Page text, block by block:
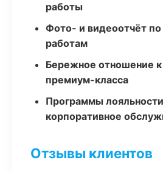
работы
Фото- и видеоотчёт
работам
Бережное отношение
премиум-класса
Программы
корпоративное
Отзывы клиентов